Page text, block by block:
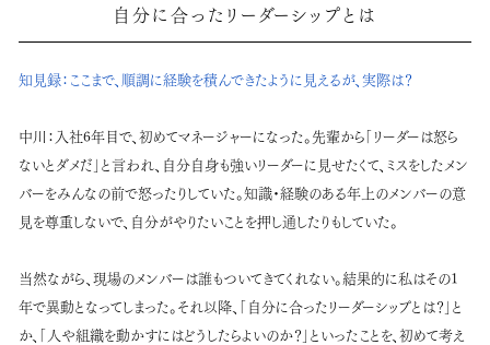
自分に合ったリーダーシップとは
知見録：ここまで、順調に経験を積んできたように見えるが、実際は？
中川：入社6年目で、初めてマネージャーになった。先輩から「リーダーは怒ら
ないとダメだ」と言われ、自分自身も強いリーダーに見せたくて、ミスをしたメン
バーをみんなの前で怒ったりしていた。知識・経験のある年上のメンバーの意
見を尊重しないで、自分がやりたいことを押し通したりもしていた。
当然ながら、現場のメンバーは誰もついてきてくれない。結果的に私はその1
年で異動となってしまった。それ以降、「自分に合ったリーダーシップとは？」と
か、「人や組織を動かすにはどうしたらよいのか？」といったことを、初めて考え